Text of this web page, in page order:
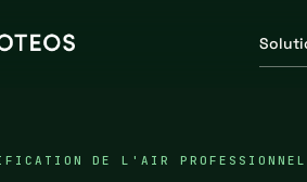
DE L'AIR